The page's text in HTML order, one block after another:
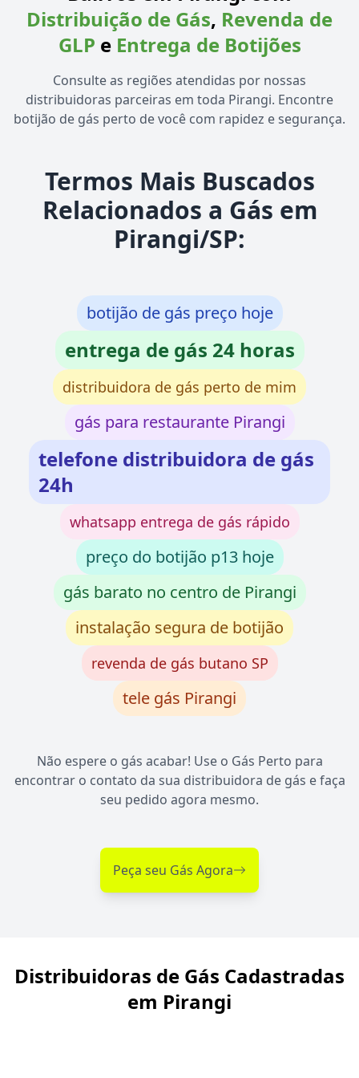
Distribuição de Gás, Revenda de
GLP e Entrega de Botijões
Consulte as regiões atendidas por nossas
distribuidoras parceiras em toda Pirangi. Encontre
botijão de gás perto de você com rapidez e segurança.
Termos Mais Buscados
Relacionados a Gás em
Pirangi/SP:
botijão de gás preço hoje
entrega de gás 24 horas
distribuidora de gás perto de mim
gás para restaurante Pirangi
telefone distribuidora de gás
24h
whatsapp entrega de gás rápido
preço do botijão p13 hoje
gás barato no centro de Pirangi
instalação segura de botijão
revenda de gás butano SP
tele gás Pirangi
Não espere o gás acabar! Use o Gás Perto para
encontrar o contato da sua distribuidora de gás e faça
seu pedido agora mesmo.
Peça seu Gás Agora
Distribuidoras de Gás Cadastradas
em Pirangi